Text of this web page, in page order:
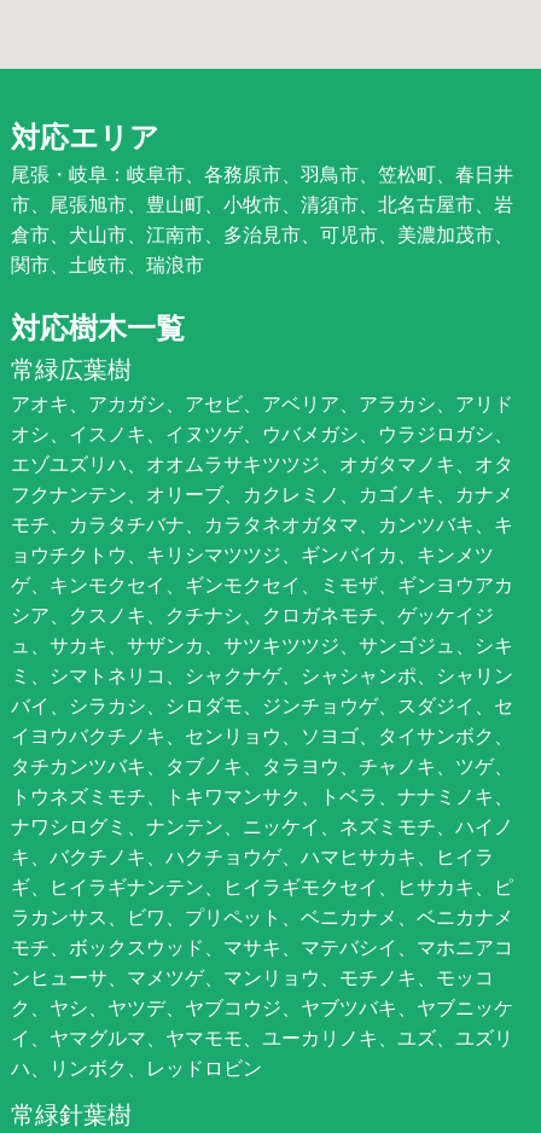
対応エリア
尾張・岐阜：岐阜市、各務原市、羽鳥市、笠松町、春日井
市、尾張旭市、豊山町、小牧市、清須市、北名古屋市、岩
倉市、犬山市、江南市、多治見市、可児市、美濃加茂市、
関市、土岐市、瑞浪市
対応樹木一覧
常緑広葉樹
アオキ、アカガシ、アセビ、アベリア、アラカシ、アリド
オシ、イスノキ、イヌツゲ、ウバメガシ、ウラジロガシ、
エゾユズリハ、オオムラサキツツジ、オガタマノキ、オタ
フクナンテン、オリーブ、カクレミノ、カゴノキ、カナメ
モチ、カラタチバナ、カラタネオガタマ、カンツバキ、キ
ョウチクトウ、キリシマツツジ、ギンバイカ、キンメツ
ゲ、キンモクセイ、ギンモクセイ、ミモザ、ギンヨウアカ
シア、クスノキ、クチナシ、クロガネモチ、ゲッケイジ
ュ、サカキ、サザンカ、サツキツツジ、サンゴジュ、シキ
ミ、シマトネリコ、シャクナゲ、シャシャンポ、シャリン
バイ、シラカシ、シロダモ、ジンチョウゲ、スダジイ、セ
イヨウバクチノキ、センリョウ、ソヨゴ、タイサンボク、
タチカンツバキ、タブノキ、タラヨウ、チャノキ、ツゲ、
トウネズミモチ、トキワマンサク、トベラ、ナナミノキ、
ナワシログミ、ナンテン、ニッケイ、ネズミモチ、ハイノ
キ、バクチノキ、ハクチョウゲ、ハマヒサカキ、ヒイラ
ギ、ヒイラギナンテン、ヒイラギモクセイ、ヒサカキ、ピ
ラカンサス、ビワ、プリペット、ベニカナメ、ベニカナメ
モチ、ボックスウッド、マサキ、マテバシイ、マホニアコ
ンヒューサ、マメツゲ、マンリョウ、モチノキ、モッコ
ク、ヤシ、ヤツデ、ヤブコウジ、ヤブツバキ、ヤブニッケ
イ、ヤマグルマ、ヤマモモ、ユーカリノキ、ユズ、ユズリ
ハ、リンボク、レッドロビン
常緑針葉樹